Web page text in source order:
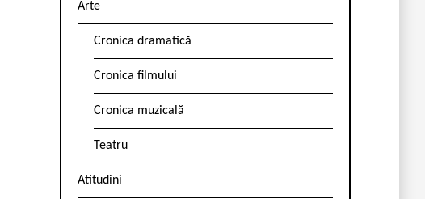
Arte
Cronica dramatică
Cronica filmului
Cronica muzicală
Teatru
Atitudini